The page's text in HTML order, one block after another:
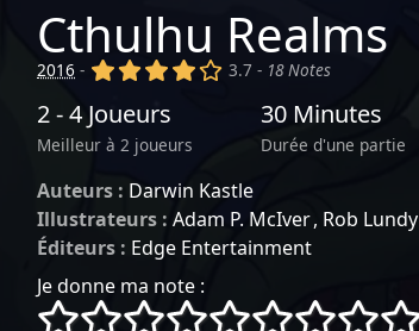
Cthulhu Realms
2016 - (x) (x) (x) (x) ()
3.7 - 18 Notes
2 - 4 Joueurs
Meilleur à 2 joueurs
30 Minutes
Durée d'une partie
Auteurs : Darwin Kastle
Illustrateurs : Adam P. McIver Rob Lundy
Éditeurs : Edge Entertainment
Je donne ma note :
()
() () () () () () ()